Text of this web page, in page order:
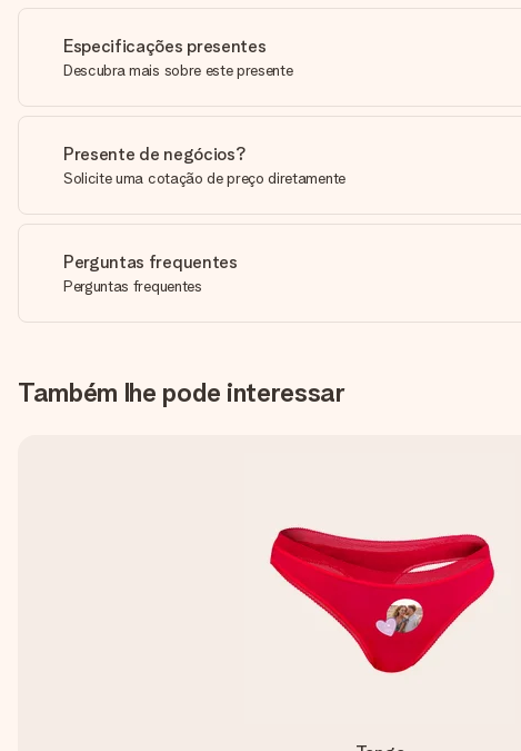
Especificações presentes
Descubra mais sobre este presente
Presente de negócios?
Solicite uma cotação de preço diretamente
Perguntas frequentes
Perguntas frequentes
Também lhe pode interessar